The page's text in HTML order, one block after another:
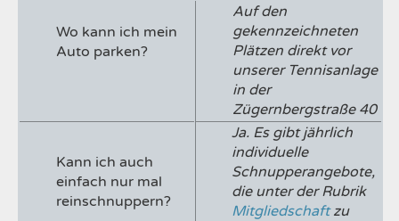
Wo kann ich mein
Auto parken?
Auf den
gekennzeichneten
Plätzen direkt vor
unserer Tennisanlage
in der
Zügernbergstraße 40
Kann ich auch
einfach nur mal
reinschnuppern?
Ja. Es gibt jährlich
individuelle
Schnupperangebote,
die unter der Rubrik
Mitgliedschaftzu